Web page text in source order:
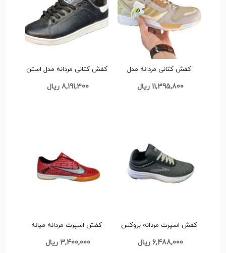
کفش کتانی مردانه مدل
11,395,800 ریال
کفش کتانی مردانه مدل استن
8,191,300 ریال
کفش اسپرت مردانه بروکس
6,488,000 ریال
کفش اسپرت مردانه میانه
3,400,000 ریال